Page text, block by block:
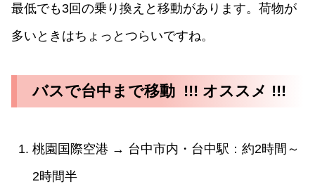
最低でも3回の乗り換えと移動があります。荷物が
多いときはちょっとつらいですね。
バスで台中まで移動 !!! オススメ !!!
桃園国際空港 → 台中市内・台中駅：約2時間～
2時間半